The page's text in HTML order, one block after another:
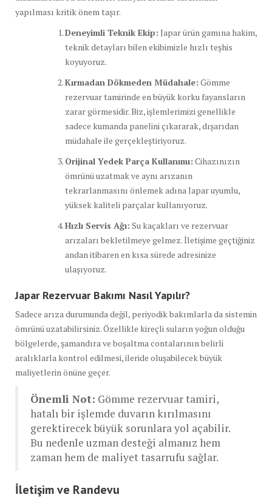
yapılması kritik önem taşır.
Deneyimli Teknik Ekip: Japar ürün gamına hakim,
teknik detayları bilen ekibimizle hızlı teşhis
koyuyoruz.
Kırmadan Dökmeden Müdahale: Gömme
rezervuar tamirinde en büyük korku fayansların
zarar görmesidir. Biz, işlemlerimizi genellikle
sadece kumanda panelini çıkararak, dışarıdan
müdahale ile gerçekleştiriyoruz.
Orijinal Yedek Parça Kullanımı: Cihazınızın
ömrünü uzatmak ve aynı arızanın
tekrarlanmasını önlemek adına Japar uyumlu,
yüksek kaliteli parçalar kullanıyoruz.
Hızlı Servis Ağı: Su kaçakları ve rezervuar
arızaları bekletilmeye gelmez. İletişime geçtiğiniz
andan itibaren en kısa sürede adresinize
ulaşıyoruz.
Japar Rezervuar Bakımı Nasıl Yapılır?
Sadece arıza durumunda değil, periyodik bakımlarla da sistemin
ömrünü uzatabilirsiniz. Özellikle kireçli suların yoğun olduğu
bölgelerde, şamandıra ve boşaltma contalarının belirli
aralıklarla kontrol edilmesi, ileride oluşabilecek büyük
maliyetlerin önüne geçer.
Önemli Not: Gömme rezervuar tamiri,
hatalı bir işlemde duvarın kırılmasını
gerektirecek büyük sorunlara yol açabilir.
Bu nedenle uzman desteği almanız hem
zaman hem de maliyet tasarrufu sağlar.
İletişim ve Randevu